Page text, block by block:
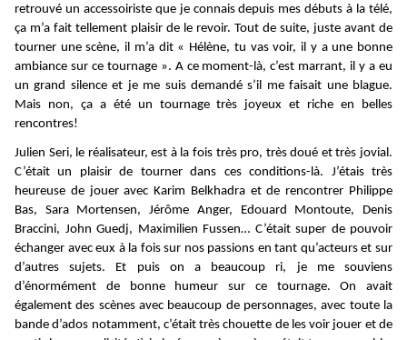
retrouvé un accessoiriste que je connais depuis mes débuts à la télé,
ça m’a fait tellement plaisir de le revoir. Tout de suite, juste avant de
tourner une scène, il m’a dit « Hélène, tu vas voir, il y a une bonne
ambiance sur ce tournage ». A ce moment-là, c’est marrant, il y a eu
un grand silence et je me suis demandé s’il me faisait une blague.
Mais non, ça a été un tournage très joyeux et riche en belles
rencontres!
Julien Seri, le réalisateur, est à la fois très pro, très doué et très jovial.
C’était un plaisir de tourner dans ces conditions-là. J’étais très
heureuse de jouer avec Karim Belkhadra et de rencontrer Philippe
Bas, Sara Mortensen, Jérôme Anger, Edouard Montoute, Denis
Braccini, John Guedj, Maximilien Fussen… C’était super de pouvoir
échanger avec eux à la fois sur nos passions en tant qu’acteurs et sur
d’autres sujets. Et puis on a beaucoup ri, je me souviens
d’énormément de bonne humeur sur ce tournage. On avait
également des scènes avec beaucoup de personnages, avec toute la
bande d’ados notamment, c’était très chouette de les voir jouer et de